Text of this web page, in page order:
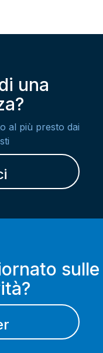
una
al più presto dai
sulle